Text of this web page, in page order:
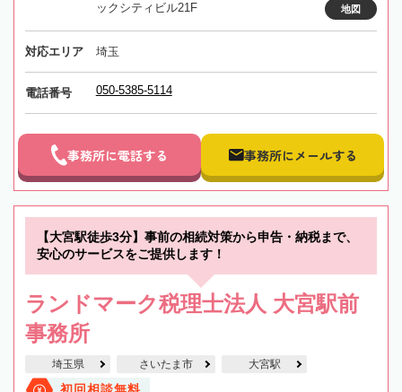
ックシティビル21F
地図
対応エリア 埼玉
電話番号 050-5385-5114
事務所に電話する 事務所にメールする
【大宮駅徒歩3分】事前の相続対策から申告・納税まで、
安心のサービスをご提供します！
ランドマーク税理士法人 大宮駅前
事務所
埼玉県 さいたま市 大宮駅